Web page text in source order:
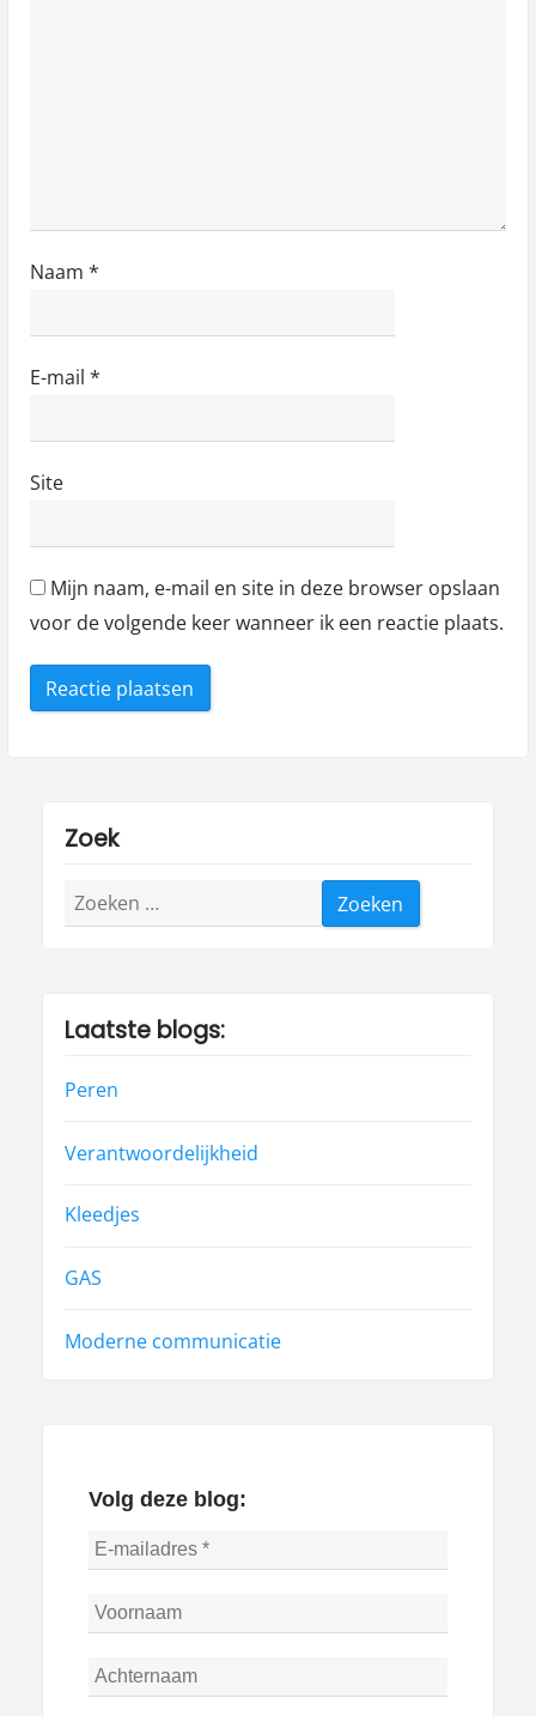
Naam *
E-mail *
Site
Mijn naam, e-mail en site in deze browser opslaan
voor de volgende keer wanneer ik een reactie plaats.
Zoek
Zoeken
naar:
Laatste blogs:
Peren
Verantwoordelijkheid
Kleedjes
GAS
Moderne communicatie
Volg deze blog: